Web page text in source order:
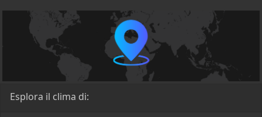
Esplora il clima di: